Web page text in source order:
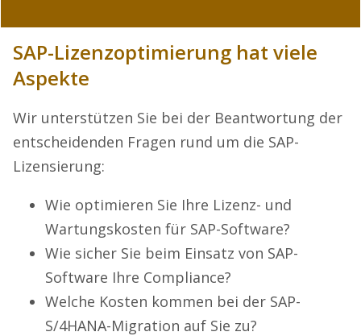
SAP-Lizenzoptimierung hat viele
Aspekte
Wir unterstützen Sie bei der Beantwortung der
entscheidenden Fragen rund um die SAP-
Lizensierung:
Wie optimieren Sie Ihre Lizenz- und
Wartungskosten für SAP-Software?
Wie sicher Sie beim Einsatz von SAP-
Software Ihre Compliance?
Welche Kosten kommen bei der SAP-
S/4HANA-Migration auf Sie zu?